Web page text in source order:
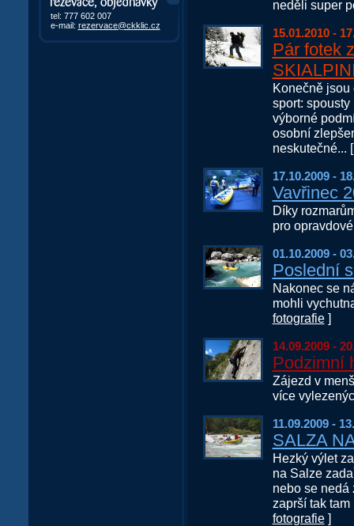
tel: 777 602 007
e-mail: rezervace@ckklic.cz
neděli super
15.01.2010 -
Pár fotek
Konečně jsou
sport:
výborné
osobní
neskutečné...
17.10.2009 -
Vavřinec
Díky
pro
01.10.2009 -
Poslední
Nakonec se
mohli
fotografie]
14.09.2009 -
Podzimní
Zájezd v
více
11.09.2009 -
SALZA
Hezký výlet
na Salze
nebo se nedá
zaprší tak
fotografie]